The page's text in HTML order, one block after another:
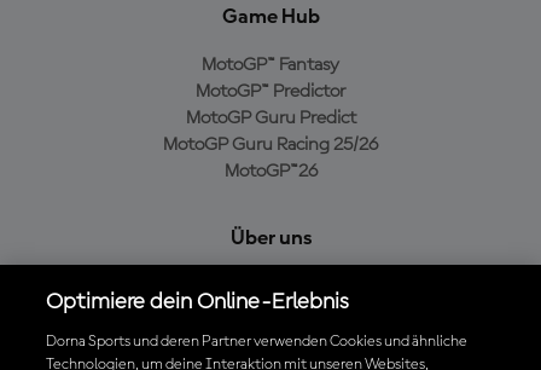
Game Hub
MotoGP™ Fantasy
MotoGP™ Predictor
MotoGP Guru Predict
MotoGP Guru Racing 25/26
MotoGP™26
Über uns
Cookie-Richtlinien
Geschäftsbedingungen
Optimiere dein Online-Erlebnis
Dorna Sports und deren Partner verwenden Cookies und ähnliche
Technologien, um deine Interaktion mit unseren Websites,